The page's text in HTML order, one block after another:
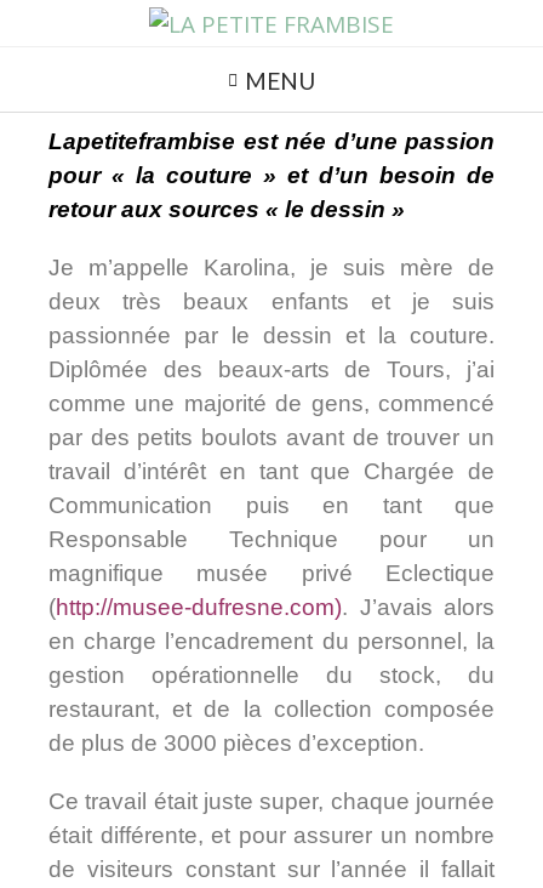
MENU
Lapetiteframbise est née d’une passion
pour « la couture » et d’un besoin de
retour aux sources « le dessin »
Je m’appelle Karolina, je suis mère de
deux très beaux enfants et je suis
passionnée par le dessin et la couture.
Diplômée des beaux-arts de Tours, j’ai
comme une majorité de gens, commencé
par des petits boulots avant de trouver un
travail d’intérêt en tant que Chargée de
Communication puis en tant que
Responsable Technique pour un
magnifique musée privé Eclectique
(http://musee-dufresne.com). J’avais alors
en charge l’encadrement du personnel, la
gestion opérationnelle du stock, du
restaurant, et de la collection composée
de plus de 3000 pièces d’exception.
Ce travail était juste super, chaque journée
était différente, et pour assurer un nombre
de visiteurs constant sur l’année il fallait